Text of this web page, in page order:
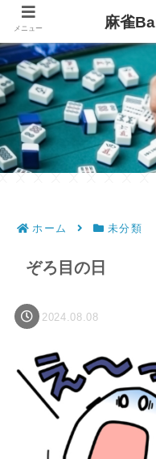
ホーム 未分類
ぞろ目の日
2024.08.08
メニュー 麻雀